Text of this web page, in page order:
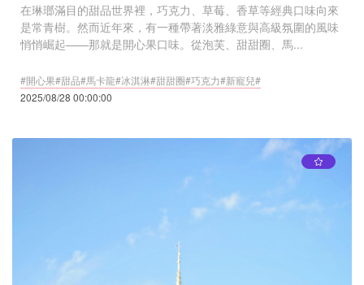
在琳瑯滿目的甜品世界裡，巧克力、草莓、香草等經典口味向來
是常青樹。然而近年來，有一種帶著淡雅綠意與高級氛圍的風味
悄悄崛起——那就是開心果口味。從泡芙、甜甜圈、馬...
#開心果#甜品#馬卡龍#冰淇淋#甜甜圈#巧克力#新寵兒#
2025/08/28 00:00:00